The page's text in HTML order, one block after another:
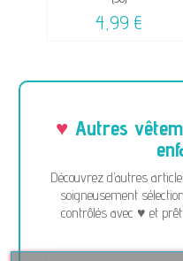
4,99 €
Autres
Découvrez d’autres
soigneusement
contrôlés avec ♥ et